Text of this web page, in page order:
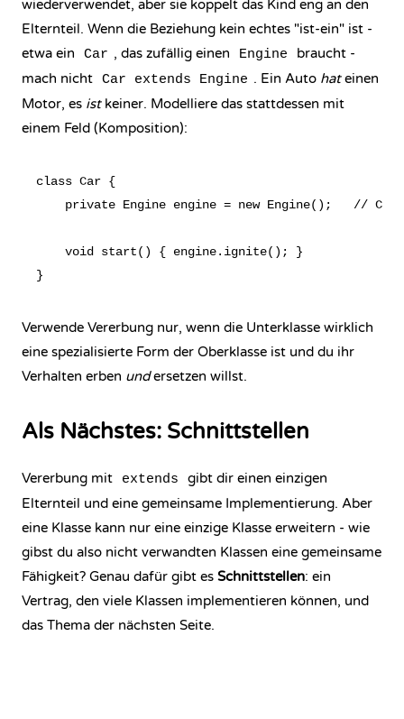
wiederverwendet, aber sie koppelt das Kind eng an den
Elternteil. Wenn die Beziehung kein echtes "ist-ein" ist -
etwa ein
Car , das zufällig einen Engine
braucht -
mach nicht Car extends Engine . Ein Auto hateinen
Motor, es istkeiner. Modelliere das stattdessen mit
einem Feld (Komposition):
class Car {
private Engine engine = new Engine();   // Car
    void start() { engine.ignite(); }
Verwende Vererbung nur, wenn die Unterklasse wirklich
eine spezialisierte Form der Oberklasse ist und du ihr
Verhalten erben undersetzen willst.
Als Nächstes: Schnittstellen
Vererbung mit extends
gibt dir einen einzigen
Elternteil und eine gemeinsame Implementierung. Aber
eine Klasse kann nur eine einzige Klasse erweitern - wie
gibst du also nicht verwandten Klassen eine gemeinsame
Fähigkeit? Genau dafür gibt es Schnittstellen: ein
Vertrag, den viele Klassen implementieren können, und
das Thema der nächsten Seite.